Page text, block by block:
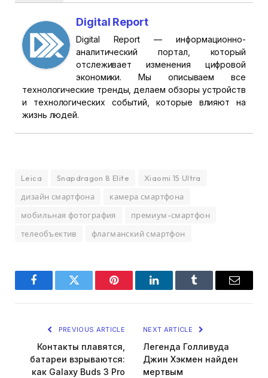
Digital Report
Digital Report — информационно-
аналитический портал, который
отслеживает изменения цифровой
экономики. Мы описываем все
технологические тренды, делаем обзоры устройств
и технологических событий, которые влияют на
жизнь людей.
Leica Snapdragon 8 Elite
Xiaomi 15 Ultra
дизайн смартфона
камера смартфона
мобильная фотография
премиум-смартфон
телеобъектив
флагманский смартфон
FacebookTwitter Pinterest LinkedInTumblr Email
PREVIOUS ARTICLE
Контакты плавятся,
батареи взрываются:
как Galaxy Buds 3 Pro
NEXT ARTICLE
Легенда Голливуда
Джин Хэкмен найден
мертвым